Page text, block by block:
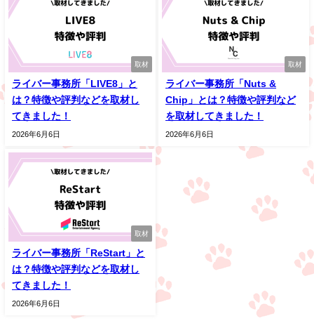
取材
ライバー事務所「LIVE8」と
は？特徴や評判などを取材し
てきました！
2026年6月6日
取材
ライバー事務所「Nuts &
Chip」とは？特徴や評判など
を取材してきました！
2026年6月6日
取材
ライバー事務所「ReStart」と
は？特徴や評判などを取材し
てきました！
2026年6月6日